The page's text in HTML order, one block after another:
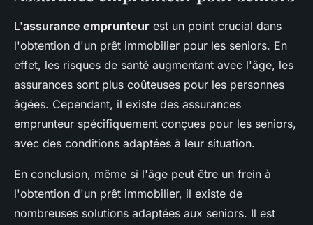
L'assurance emprunteur est un point crucial dans
l'obtention d'un prêt immobilier pour les seniors. En
effet, les risques de santé augmentant avec l'âge, les
assurances sont plus coûteuses pour les personnes
âgées. Cependant, il existe des assurances
emprunteur spécifiquement conçues pour les seniors,
avec des conditions adaptées à leur situation.
En conclusion, même si l'âge peut être un frein à
l'obtention d'un prêt immobilier, il existe de
nombreuses solutions adaptées aux seniors. Il est